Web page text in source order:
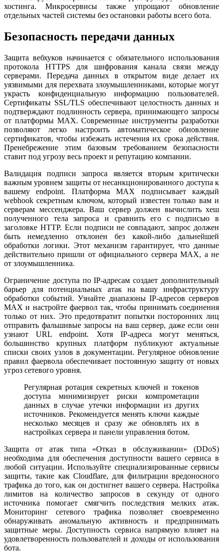
хостинга. Микросервисы также упрощают обновление
отдельных частей системы без остановки работы всего бота.
Безопасность передачи данных
Защита вебхуков начинается с обязательного использования
протокола HTTPS для шифрования канала связи между
серверами. Передача данных в открытом виде делает их
уязвимыми для перехвата злоумышленниками, которые могут
украсть конфиденциальную информацию пользователей.
Сертификаты SSL/TLS обеспечивают целостность данных и
подтверждают подлинность сервера, принимающего запросы
от платформы MAX. Современные инструменты разработки
позволяют легко настроить автоматическое обновление
сертификатов, чтобы избежать истечения их срока действия.
Пренебрежение этим базовым требованием безопасности
ставит под угрозу весь проект и репутацию компании.
Валидация подписи запроса является вторым критически
важным уровнем защиты от несанкционированного доступа к
вашему endpoint. Платформа MAX подписывает каждый
webhook секретным ключом, который известен только вам и
серверам мессенджера. Ваш сервер должен вычислить хеш
полученного тела запроса и сравнить его с подписью в
заголовке HTTP. Если подписи не совпадают, запрос должен
быть немедленно отклонен без какой-либо дальнейшей
обработки логики. Этот механизм гарантирует, что данные
действительно пришли от официального сервера MAX, а не
от злоумышленника.
Ограничение доступа по IP-адресам создает дополнительный
барьер для потенциальных атак на вашу инфраструктуру
обработки событий. Узнайте диапазоны IP-адресов серверов
MAX и настройте фаервол так, чтобы принимать соединения
только от них. Это предотвратит попытки посторонних лиц
отправить фальшивые запросы на ваш сервер, даже если они
узнают URL endpoint. Хотя IP-адреса могут меняться,
большинство крупных платформ публикуют актуальные
списки своих узлов в документации. Регулярное обновление
правил фаервола обеспечивает постоянную защиту от новых
угроз сетевого уровня.
Регулярная ротация секретных ключей и токенов
доступа минимизирует риски компрометации
данных в случае утечки информации из других
источников. Рекомендуется менять ключи каждые
несколько месяцев и сразу же обновлять их в
настройках сервера и панели управления ботом.
Защита от атак типа «Отказ в обслуживании» (DDoS)
необходима для обеспечения доступности вашего сервиса в
любой ситуации. Используйте специализированные сервисы
защиты, такие как Cloudflare, для фильтрации вредоносного
трафика до того, как он достигнет вашего сервера. Настройка
лимитов на количество запросов в секунду от одного
источника помогает смягчить последствия мелких атак.
Мониторинг сетевого трафика позволяет своевременно
обнаруживать аномальную активность и предпринимать
защитные меры. Доступность сервиса напрямую влияет на
удовлетворенность пользователей и доходы от использования
бота.